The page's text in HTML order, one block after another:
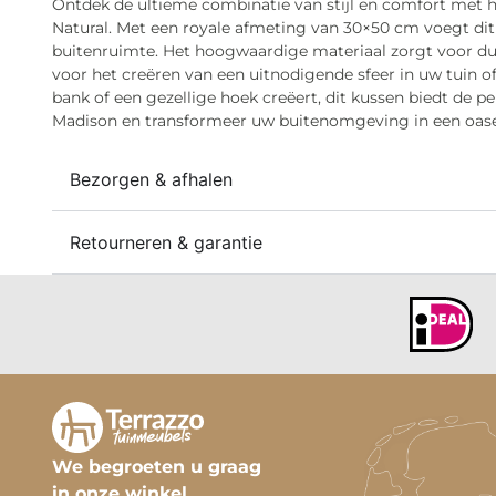
Ontdek de ultieme combinatie van stijl en comfort met
Natural. Met een royale afmeting van 30×50 cm voegt
buitenruimte. Het hoogwaardige materiaal zorgt voor
voor het creëren van een uitnodigende sfeer in uw tuin
bank of een gezellige hoek creëert, dit kussen biedt de
Madison en transformeer uw buitenomgeving in een
Bezorgen & afhalen
Retourneren & garantie
We begroeten u graag